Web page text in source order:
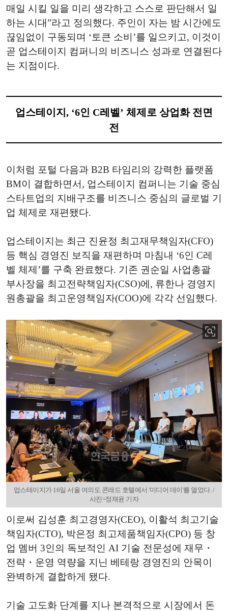
매일 시킬 일을 미리 생각하고 스스로 판단해서 일
하는 시대”라고 정의했다. 주인이 자는 밤 시간에도
끊임없이 구동되며 ‘토큰 소비’를 일으키고, 이것이
곧 업스테이지 컴퍼니의 비즈니스 성과로 연결된다
는 지점이다.
업스테이지, ‘6인 C레벨’ 체제로 상업화 전면
전
이처럼 포털 다음과 B2B 타임리의 강력한 플랫폼
BM이 결합하면서, 업스테이지 컴퍼니는 기술 중심
스타트업의 지배구조를 비즈니스 중심의 글로벌 기
업 체제로 재편됐다.
업스테이지는 최근 진윤정 최고재무책임자(CFO)
등 핵심 경영진 보직을 재편하며 마침내 ‘6인 C레
벨 체제’를 구축 완료했다. 기존 권순일 사업총괄
부사장을 최고전략책임자(CSO)에, 류한나 경영지
원총괄을 최고운영책임자(COO)에 각각 선임했다.
업스테이지가 16일 서울 여의도 콘래드 호텔에서 '미디어 데이'를 열었다. /
사진=정채윤 기자
이로써 김성훈 최고경영자(CEO), 이활석 최고기술
책임자(CTO), 박은정 최고제품책임자(CPO) 등 창
업 멤버 3인의 독보적인 AI 기술 전문성에 재무・
전략・운영 역량을 지닌 베테랑 경영진의 안목이
완벽하게 결합하게 됐다.
기술 고도화 단계를 지나 본격적으로 시장에서 돈